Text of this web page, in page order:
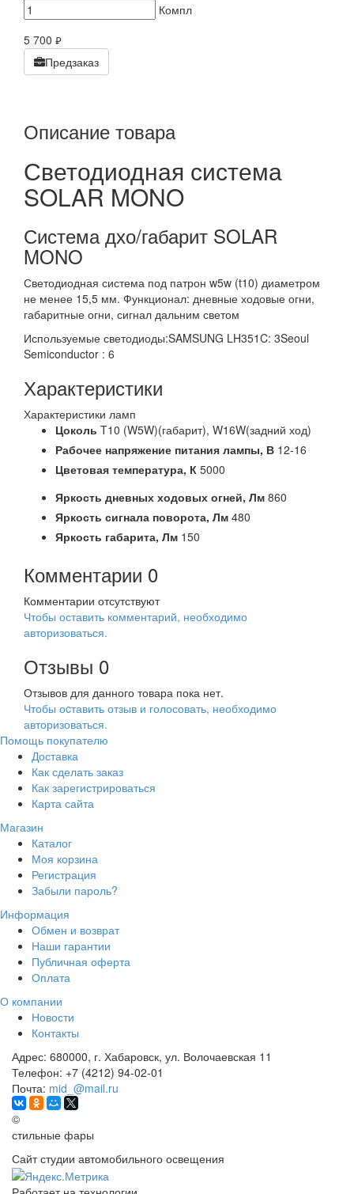
Компл
5 700 руб.
Предзаказ
Описание товара
Светодиодная система
SOLAR MONO
Система дхо/габарит SOLAR
MONO
Светодиодная система под патрон w5w (t10) диаметром
не менее 15,5 мм. Функционал: дневные ходовые огни,
габаритные огни, сигнал дальним светом
Используемые светодиоды:SAMSUNG LH351C: 3Seoul
Semiconductor : 6
Характеристики
Характеристики ламп
Цоколь T10 (W5W)(габарит), W16W(задний ход)
Рабочее напряжение питания лампы, В 12-16
Цветовая температура, К 5000
Яркость дневных ходовых огней, Лм 860
Яркость сигнала поворота, Лм 480
Яркость габарита, Лм 150
Комментарии 0
Комментарии отсутствуют
Чтобы оставить комментарий, необходимо
авторизоваться.
Отзывы 0
Отзывов для данного товара пока нет.
Чтобы оcтавить отзыв и голосовать, необходимо
авторизоваться.
Помощь покупателю
Доставка
Как сделать заказ
Как зарегистрироваться
Карта сайта
Магазин
Каталог
Моя корзина
Регистрация
Забыли пароль?
Информация
Обмен и возврат
Наши гарантии
Публичная оферта
Оплата
О компании
Новости
Контакты
Адрес: 680000, г. Хабаровск, ул. Волочаевская 11
Телефон: +7 (4212) 94-02-01
Почта: mid_@mail.ru
©
стильные фары
Сайт студии автомобильного освещения